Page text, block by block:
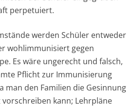
perpetuiert.
werden Schüler entweder
wohlimmunisiert gegen
Es wäre ungerecht und falsch,
Pflicht zur Immunisierung
man den Familien die Gesinnung
kann; Lehrpläne